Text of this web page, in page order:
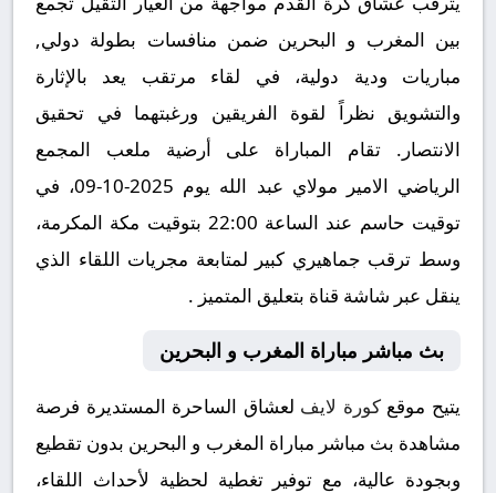
بين المغرب و البحرين ضمن منافسات بطولة دولي,
مباريات ودية دولية، في لقاء مرتقب يعد بالإثارة
والتشويق نظراً لقوة الفريقين ورغبتهما في تحقيق
الانتصار. تقام المباراة على أرضية ملعب المجمع
الرياضي الامير مولاي عبد الله يوم 2025-10-09، في
توقيت حاسم عند الساعة 22:00 بتوقيت مكة المكرمة،
وسط ترقب جماهيري كبير لمتابعة مجريات اللقاء الذي
ينقل عبر شاشة قناة بتعليق المتميز .
بث مباشر مباراة المغرب و البحرين
يتيح موقعكورة لايف لعشاق الساحرة المستديرة فرصة
مشاهدة بث مباشر مباراة المغرب و البحرين بدون تقطيع
وبجودة عالية، مع توفير تغطية لحظية لأحداث اللقاء،